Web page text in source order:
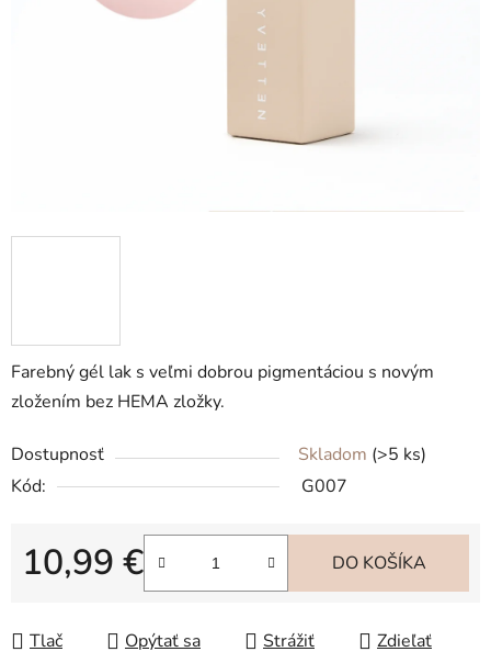
Farebný gél lak s veľmi dobrou pigmentáciou s novým
zložením bez HEMA zložky.
Dostupnosť Skladom (>5 ks)
Kód:
G007
10,99 €
Jednotková cena:
DO KOŠÍKA
Tlač Opýtať sa Strážiť Zdieľať